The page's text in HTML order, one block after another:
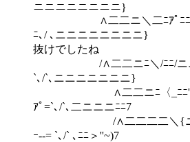
ニニニニニニニニ}
∧二二ニ＼二ﾆｱﾟﾆﾆ
ﾆ､/ ､ニニニニニニニ
抜けでしたね
/∧二二ニﾆ＼/ﾆﾆ/ニニニ
`､/`､ニニニニニニニ}
∧二二ニﾆ〈_ﾆﾆ'ニニ=-
ｱﾟ=`､/`､二ニニニﾆﾆ7
/∧二二二二＼{ニ´二
ｰ‐-= `､/` ､ﾆﾆ＞''~)7